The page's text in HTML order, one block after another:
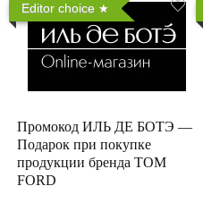
Editor choice
Промокод ИЛЬ ДЕ БОТЭ —
Подарок при покупке
продукции бренда TOM
FORD